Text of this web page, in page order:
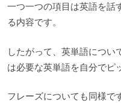
一つ一つの項目は英語を話
る内容です。
したがって、英単語につい
は必要な英単語を自分でピ
フレーズについても同様で